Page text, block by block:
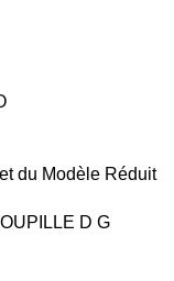
du Modèle Réduit
D G